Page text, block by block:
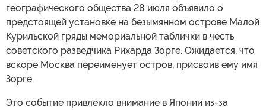
географического общества 28 июля объявило о
предстоящей установке на безымянном острове Малой
Курильской гряды мемориальной таблички в честь
советского разведчика Рихарда Зорге. Ожидается, что
вскоре Москва переименует остров, присвоив ему имя
Зорге.
Это событие привлекло внимание в Японии из-за